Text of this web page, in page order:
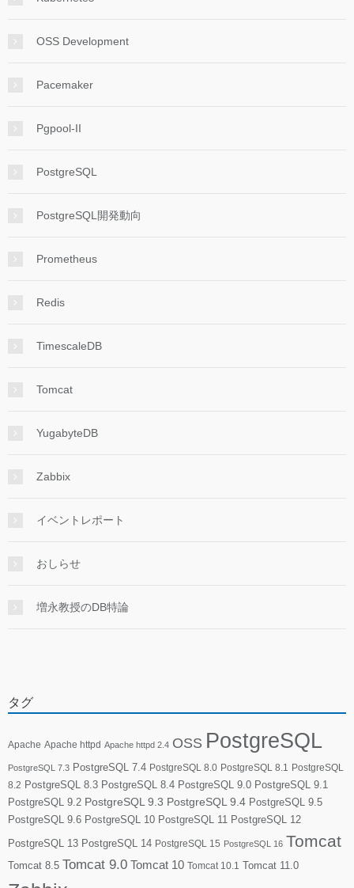
OSS Development
Pacemaker
Pgpool-II
PostgreSQL
PostgreSQL開発動向
Prometheus
Redis
TimescaleDB
Tomcat
YugabyteDB
Zabbix
イベントレポート
おしらせ
増永教授のDB特論
タグ
Apache Apache httpd Apache httpd 2.4 OSS PostgreSQL
PostgreSQL 7.3 PostgreSQL 7.4 PostgreSQL 8.0 PostgreSQL 8.1
PostgreSQL
8.2 PostgreSQL 8.3 PostgreSQL 8.4 PostgreSQL 9.0 PostgreSQL 9.1
PostgreSQL 9.2 PostgreSQL 9.3 PostgreSQL 9.4 PostgreSQL 9.5
PostgreSQL 9.6 PostgreSQL 10 PostgreSQL 11 PostgreSQL 12
PostgreSQL 13 PostgreSQL 14 PostgreSQL 15 PostgreSQL 16 Tomcat
Tomcat 8.5 Tomcat 9.0 Tomcat 10 Tomcat 10.1 Tomcat 11.0